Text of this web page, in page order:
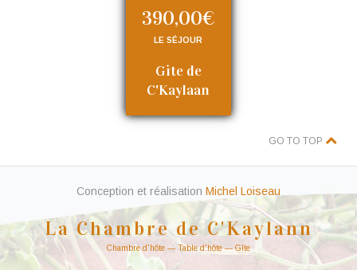
390,00€
LE SÉJOUR
Gite de
C'Kaylaan
GO TO TOP
Conception et réalisation Michel Loiseau
La Chambre de C'Kaylann
Chambre d'hôte — Table d'hôte — Gîte